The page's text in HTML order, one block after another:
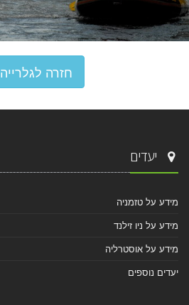
חזרה לגלרייה
יעדים
מידע על טזמניה
מידע על ניו זילנד
מידע על אוסטרליה
יעדים נוספים